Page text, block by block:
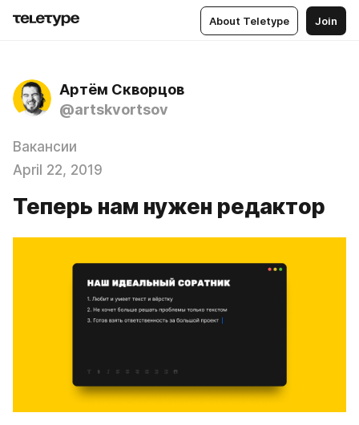
About Teletype Join
Артём Скворцов
@artskvortsov
Вакансии
April 22, 2019
Теперь нам нужен редактор